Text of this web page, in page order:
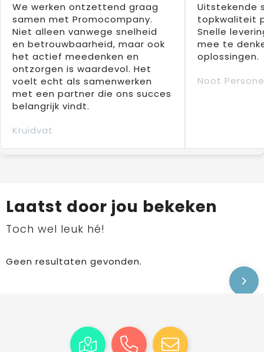
We werken ontzettend graag
samen met Promocompany.
Niet alleen vanwege snelheid
en betrouwbaarheid, maar ook
het actief meedenken en
ontzorgen is waardevol. Het
voelt echt als samenwerken
met een partner die ons succes
belangrijk vindt.
Kruidvat
Uitstekende
topkwaliteit
Snelle
mee te
oplossingen.
Noot
Laatst door jou bekeken
Toch wel leuk hé!
Geen resultaten gevonden.